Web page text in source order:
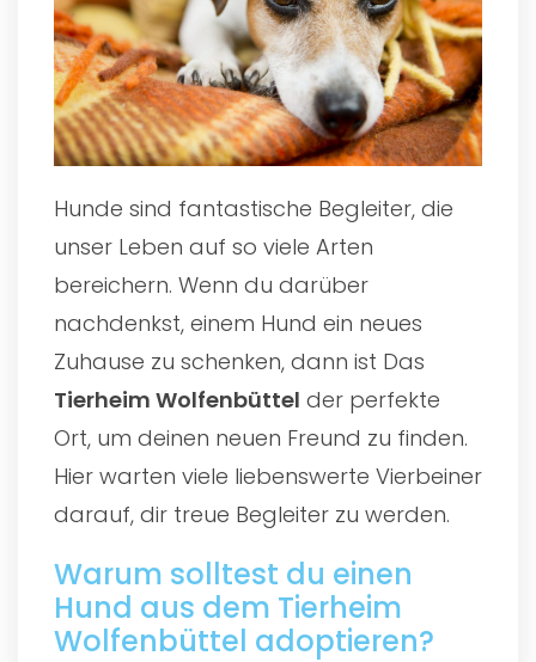
Hunde sind fantastische Begleiter, die
unser Leben auf so viele Arten
bereichern. Wenn du darüber
nachdenkst, einem Hund ein neues
Zuhause zu schenken, dann ist Das
Tierheim Wolfenbüttel der perfekte
Ort, um deinen neuen Freund zu finden.
Hier warten viele liebenswerte Vierbeiner
darauf, dir treue Begleiter zu werden.
Warum solltest du einen
Hund aus dem Tierheim
Wolfenbüttel adoptieren?